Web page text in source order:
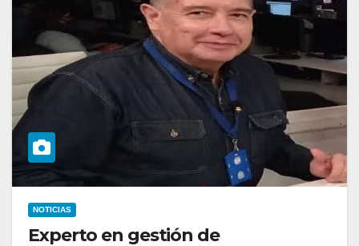
NOTICIAS
Experto en gestión de